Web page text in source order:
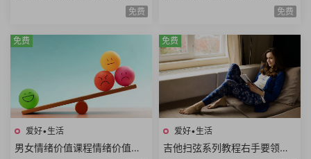
思维系统思维美学思维熵增思
维哲学思维概率思维51课时
免费
本笔画偏旁部首间架结构例字
免费
爱好•生活
男女情绪价值课程情绪价值需
免费
爱好•生活
吉他扫弦系列教程右手要领变
免费